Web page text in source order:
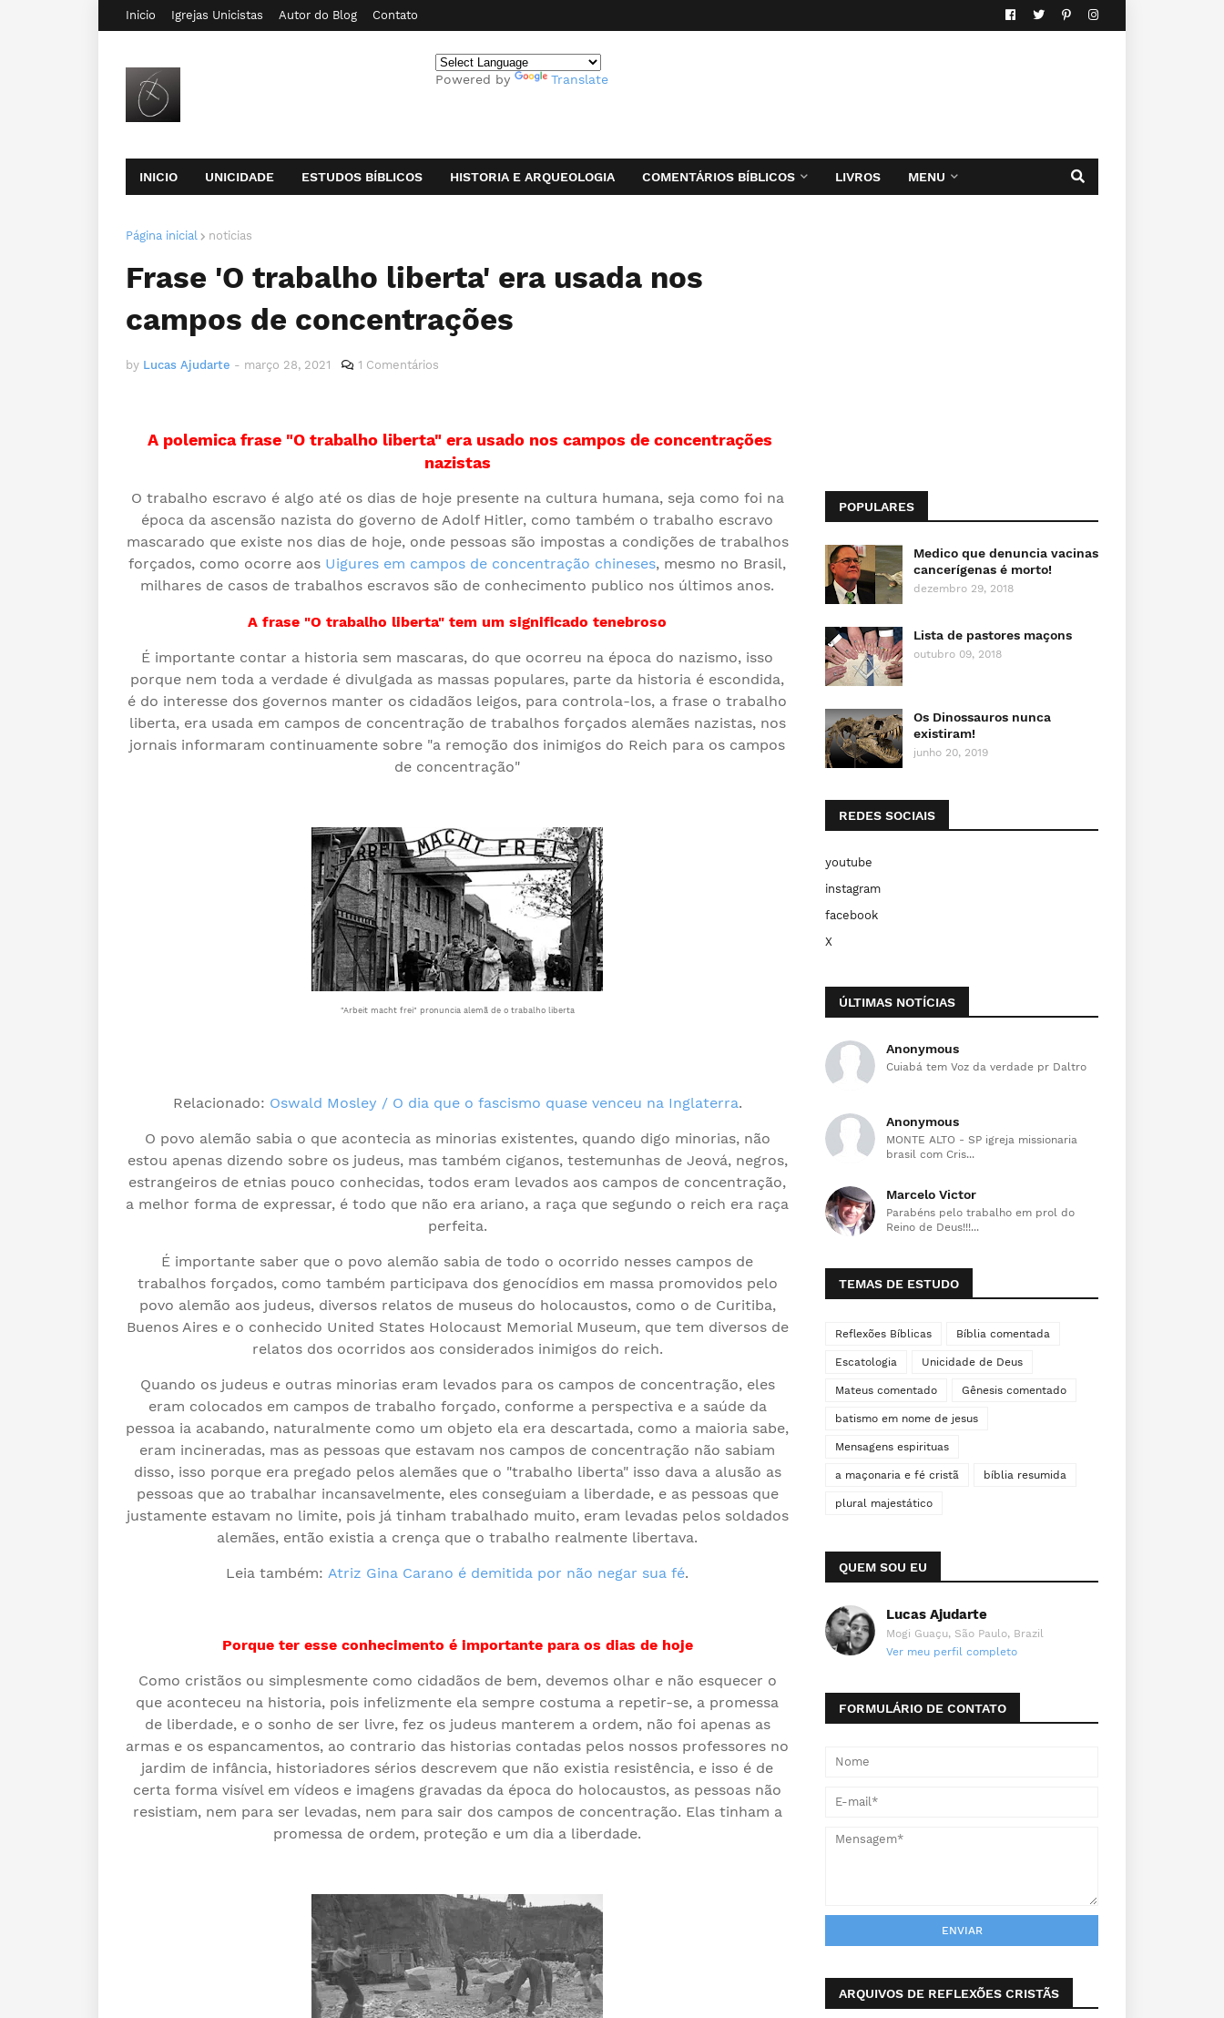
Inicio Igrejas Unicistas Autor do Blog Contato
Powered by Translate
INICIO UNICIDADE ESTUDOS BÍBLICOS HISTORIA E ARQUEOLOGIA COMENTÁRIOS BÍBLICOS LIVROS MENU
Página inicial noticias
Frase 'O trabalho liberta' era usada nos
campos de concentrações
by Lucas Ajudarte - março 28, 2021 1 Comentários
A polemica frase "O trabalho liberta" era usado nos campos de concentrações
nazistas
O trabalho escravo é algo até os dias de hoje presente na cultura humana, seja como foi na
época da ascensão nazista do governo de Adolf Hitler, como também o trabalho escravo
mascarado que existe nos dias de hoje, onde pessoas são impostas a condições de trabalhos
forçados, como ocorre aos Uigures em campos de concentração chineses, mesmo no Brasil,
milhares de casos de trabalhos escravos são de conhecimento publico nos últimos anos.
A frase "O trabalho liberta" tem um significado tenebroso
É importante contar a historia sem mascaras, do que ocorreu na época do nazismo, isso
porque nem toda a verdade é divulgada as massas populares, parte da historia é escondida,
é do interesse dos governos manter os cidadãos leigos, para controla-los, a frase o trabalho
liberta, era usada em campos de concentração de trabalhos forçados alemães nazistas, nos
jornais informaram continuamente sobre "a remoção dos inimigos do Reich para os campos
de concentração"
"Arbeit macht frei" pronuncia alemã de o trabalho liberta
Relacionado: Oswald Mosley / O dia que o fascismo quase venceu na Inglaterra.
O povo alemão sabia o que acontecia as minorias existentes, quando digo minorias, não
estou apenas dizendo sobre os judeus, mas também ciganos, testemunhas de Jeová, negros,
estrangeiros de etnias pouco conhecidas, todos eram levados aos campos de concentração,
a melhor forma de expressar, é todo que não era ariano, a raça que segundo o reich era raça
perfeita.
É importante saber que o povo alemão sabia de todo o ocorrido nesses campos de
trabalhos forçados, como também participava dos genocídios em massa promovidos pelo
povo alemão aos judeus, diversos relatos de museus do holocaustos, como o de Curitiba,
Buenos Aires e o conhecido United States Holocaust Memorial Museum, que tem diversos de
relatos dos ocorridos aos considerados inimigos do reich.
Quando os judeus e outras minorias eram levados para os campos de concentração, eles
eram colocados em campos de trabalho forçado, conforme a perspectiva e a saúde da
pessoa ia acabando, naturalmente como um objeto ela era descartada, como a maioria sabe,
eram incineradas, mas as pessoas que estavam nos campos de concentração não sabiam
disso, isso porque era pregado pelos alemães que o "trabalho liberta" isso dava a alusão as
pessoas que ao trabalhar incansavelmente, eles conseguiam a liberdade, e as pessoas que
justamente estavam no limite, pois já tinham trabalhado muito, eram levadas pelos soldados
alemães, então existia a crença que o trabalho realmente libertava.
Leia também: Atriz Gina Carano é demitida por não negar sua fé.
Porque ter esse conhecimento é importante para os dias de hoje
Como cristãos ou simplesmente como cidadãos de bem, devemos olhar e não esquecer o
que aconteceu na historia, pois infelizmente ela sempre costuma a repetir-se, a promessa
de liberdade, e o sonho de ser livre, fez os judeus manterem a ordem, não foi apenas as
armas e os espancamentos, ao contrario das historias contadas pelos nossos professores no
jardim de infância, historiadores sérios descrevem que não existia resistência, e isso é de
certa forma visível em vídeos e imagens gravadas da época do holocaustos, as pessoas não
resistiam, nem para ser levadas, nem para sair dos campos de concentração. Elas tinham a
promessa de ordem, proteção e um dia a liberdade.
POPULARES
Medico que denuncia vacinas
cancerígenas é morto!
dezembro 29, 2018
Lista de pastores maçons
outubro 09, 2018
Os Dinossauros nunca
existiram!
junho 20, 2019
REDES SOCIAIS
youtube
instagram
facebook
X
ÚLTIMAS NOTÍCIAS
Anonymous
Cuiabá tem Voz da verdade pr Daltro
Anonymous
MONTE ALTO - SP igreja missionaria
brasil com Cris...
Marcelo Victor
Parabéns pelo trabalho em prol do
Reino de Deus!!!...
TEMAS DE ESTUDO
Reflexões Bíblicas Bíblia comentada
Escatologia Unicidade de Deus
Mateus comentado Gênesis comentado
batismo em nome de jesus
Mensagens espirituas
a maçonaria e fé cristã bíblia resumida
plural majestático
QUEM SOU EU
Lucas Ajudarte
Mogi Guaçu, São Paulo, Brazil
Ver meu perfil completo
FORMULÁRIO DE CONTATO
ARQUIVOS DE REFLEXÕES CRISTÃS